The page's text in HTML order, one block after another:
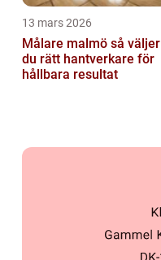
13 mars 2026
Målare malmö så väljer
du rätt hantverkare för
hållbara resultat